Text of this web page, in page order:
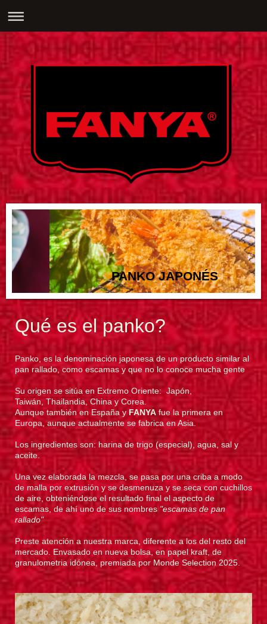
PANKO JAPONÉS
Qué es el panko?
Panko, es la denominación japonesa de un producto similar al
pan rallado, como escamas y que no lo conoce mucha gente
Su origen se sitúa en Extremo Oriente: Japón,
Taiwán, Thailandia, China y Corea.
Aunque también en España y FANYA fue la primera en
Europa, aunque actualmente se fabrica en Asia.
Los ingredientes son: harina de trigo (especial), agua, sal y
aceite.
Una vez elaborada la mezcla, se pasa por una criba a modo
de malla por extrusión y se desmenuza y se seca con cuchillos
de aire, obteniéndose el resultado final el aspecto de
escamas, de ahí uno de sus nombres "escamas de pan
rallado"
Preste atención a nuestra marca, diferente a los del resto del
mercado. Envasado en nueva bolsa, en papel kraft, de
granulometria idónea, premiada por Monde Selection 2025.